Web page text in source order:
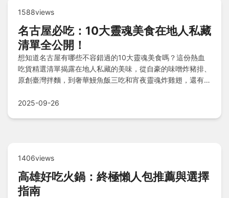
1588views
名古屋必吃：10大靈魂美食在地人私藏
清單全公開！
想知道名古屋有哪些不容錯過的10大靈魂美食嗎？這份熱血
吃貨精選清單揭露在地人私藏的美味，從自豪的味噌炸豬排、
原創臺灣拌麵，到奢華鰻魚飯三吃和宵夜靈魂炸雞翅，還有味
必吃目標！快來開啟你的美食冒險吧。
2025-09-26
1406views
高雄好吃火鍋：終極懶人包推薦與選擇
指南